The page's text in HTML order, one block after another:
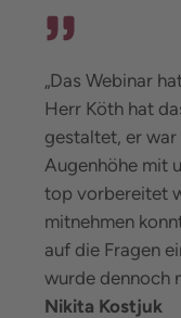
„Das Webinar
Herr Köth hat
gestaltet, er
Augenhöhe mit
top vorbereitet
mitnehmen
auf die Fragen
wurde dennoch
Nikita Kostjuk